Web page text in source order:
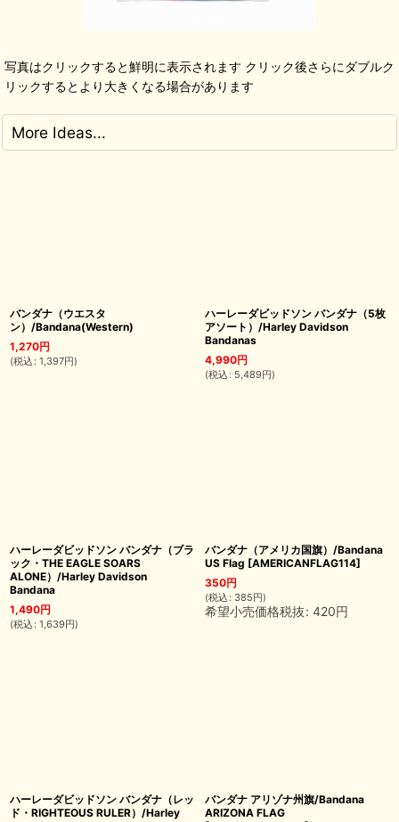
写真はクリックすると鮮明に表示されます クリック後さらにダブルク
リックするとより大きくなる場合があります
More Ideas...
バンダナ（ウエスタ
ン）/Bandana(Western)
1,270円
(税込 : 1,397円)
ハーレーダビッドソン バンダナ（5枚
アソート）/Harley Davidson
Bandanas
4,990円
(税込 : 5,489円)
ハーレーダビッドソン バンダナ（ブラ
ック・THE EAGLE SOARS
ALONE）/Harley Davidson
Bandana
1,490円
(税込 : 1,639円)
バンダナ（アメリカ国旗）/Bandana
US Flag [AMERICANFLAG114]
350円
(税込 : 385円)
希望小売価格税抜: 420円
ハーレーダビッドソン バンダナ（レッ
ド・RIGHTEOUS RULER）/Harley
バンダナ アリゾナ州旗/Bandana
ARIZONA FLAG